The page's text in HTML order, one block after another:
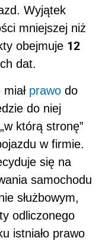
Wyjątek
mniejszej niż
obejmuje 12
dat.
prawo do
do niej
którą stronę”
w firmie.
się na
samochodu
służbowym,
odliczonego
istniało prawo